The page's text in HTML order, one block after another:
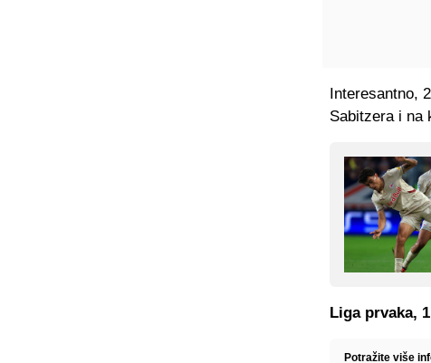
Interesantno,
Sabitzera i na
Liga prvaka,
Potražite više